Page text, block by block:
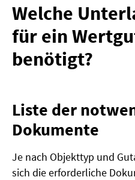
Welche
für ein
benötigt?
Liste der
Dokumente
Je nach Objekttyp und
sich die erforderliche